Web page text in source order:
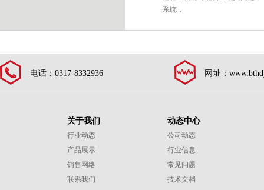
系统，
电话：0317-8332936 网址：
关于我们
行业动态
产品展示
销售网络
联系我们
动态中心
公司动态
行业信息
常见问题
技术文档